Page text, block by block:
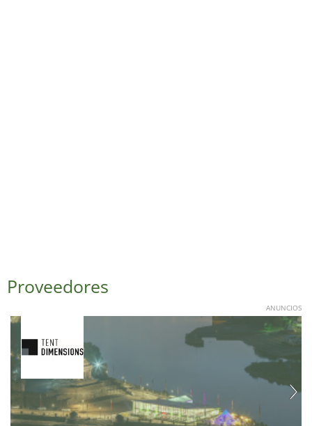
Proveedores
ANUNCIOS